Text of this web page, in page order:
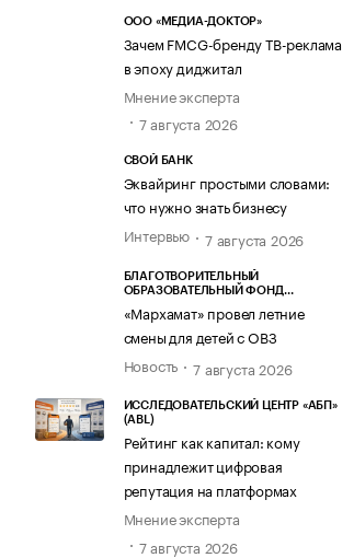
ООО «МЕДИА-ДОКТОР»
Зачем FMCG-бренду ТВ-реклама
в эпоху диджитал
Мнение эксперта
7 августа 2026
СВОЙ БАНК
Эквайринг простыми словами:
что нужно знать бизнесу
Интервью
7 августа 2026
БЛАГОТВОРИТЕЛЬНЫЙ
ОБРАЗОВАТЕЛЬНЫЙ ФОНД
«Мархамат» провел летние
смены для детей с ОВЗ
Новость
7 августа 2026
ИССЛЕДОВАТЕЛЬСКИЙ ЦЕНТР «АБП»
(ABL)
Рейтинг как капитал: кому
принадлежит цифровая
репутация на платформах
Мнение эксперта
7 августа 2026